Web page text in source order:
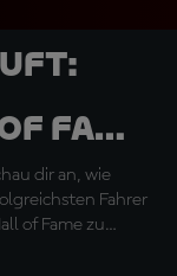
Fame
dir an, wie
Fahrer
of Fame zu